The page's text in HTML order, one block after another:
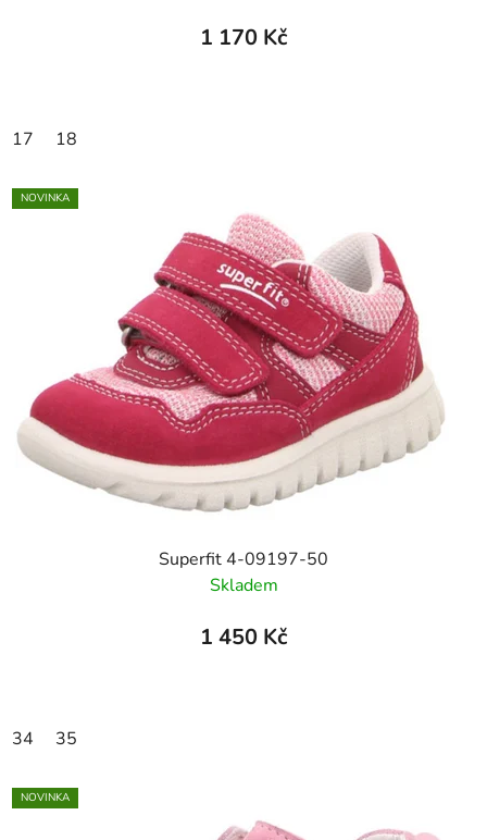
1 170 Kč
17 18
NOVINKA
Superfit 4-09197-50
Skladem
1 450 Kč
34 35
NOVINKA